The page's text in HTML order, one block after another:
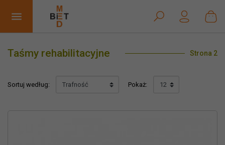
 
Taśmy rehabilitacyjne Strona 2
Sortuj według: Pokaż: